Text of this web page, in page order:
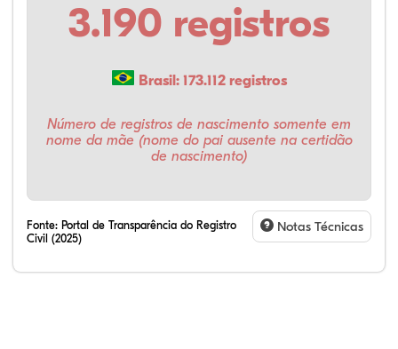
3.190 registros
Brasil: 173.112 registros
Número de registros de nascimento somente em
nome da mãe (nome do pai ausente na certidão
de nascimento)
Fonte: Portal de Transparência do Registro
Civil (2025)
Notas Técnicas